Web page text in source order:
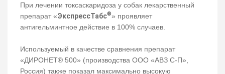
При лечении токсаскаридоза у собак лекарственный
препарат «ЭкспрессТабс®» проявляет
антигельминтное действие в 100% случаев.
Используемый в качестве сравнения препарат
«ДИРОНЕТ® 500» (производства ООО «АВЗ С-П»,
Россия) также показал максимально высокую